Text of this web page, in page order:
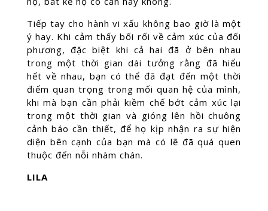
Tiếp tay cho hành vi xấu không bao giờ là một
ý hay. Khi cảm thấy bối rối về cảm xúc của đối
phương, đặc biệt khi cả hai đã ở bên nhau
trong một thời gian dài tưởng rằng đã hiểu
hết về nhau, bạn có thể đã đạt đến một thời
điểm quan trọng trong mối quan hệ của mình,
khi mà bạn cần phải kiềm chế bớt cảm xúc lại
trong một thời gian và gióng lên hồi chuông
cảnh báo cần thiết, để họ kịp nhận ra sự hiện
diện bên cạnh của bạn mà có lẽ đã quá quen
thuộc đến nỗi nhàm chán.
LILA